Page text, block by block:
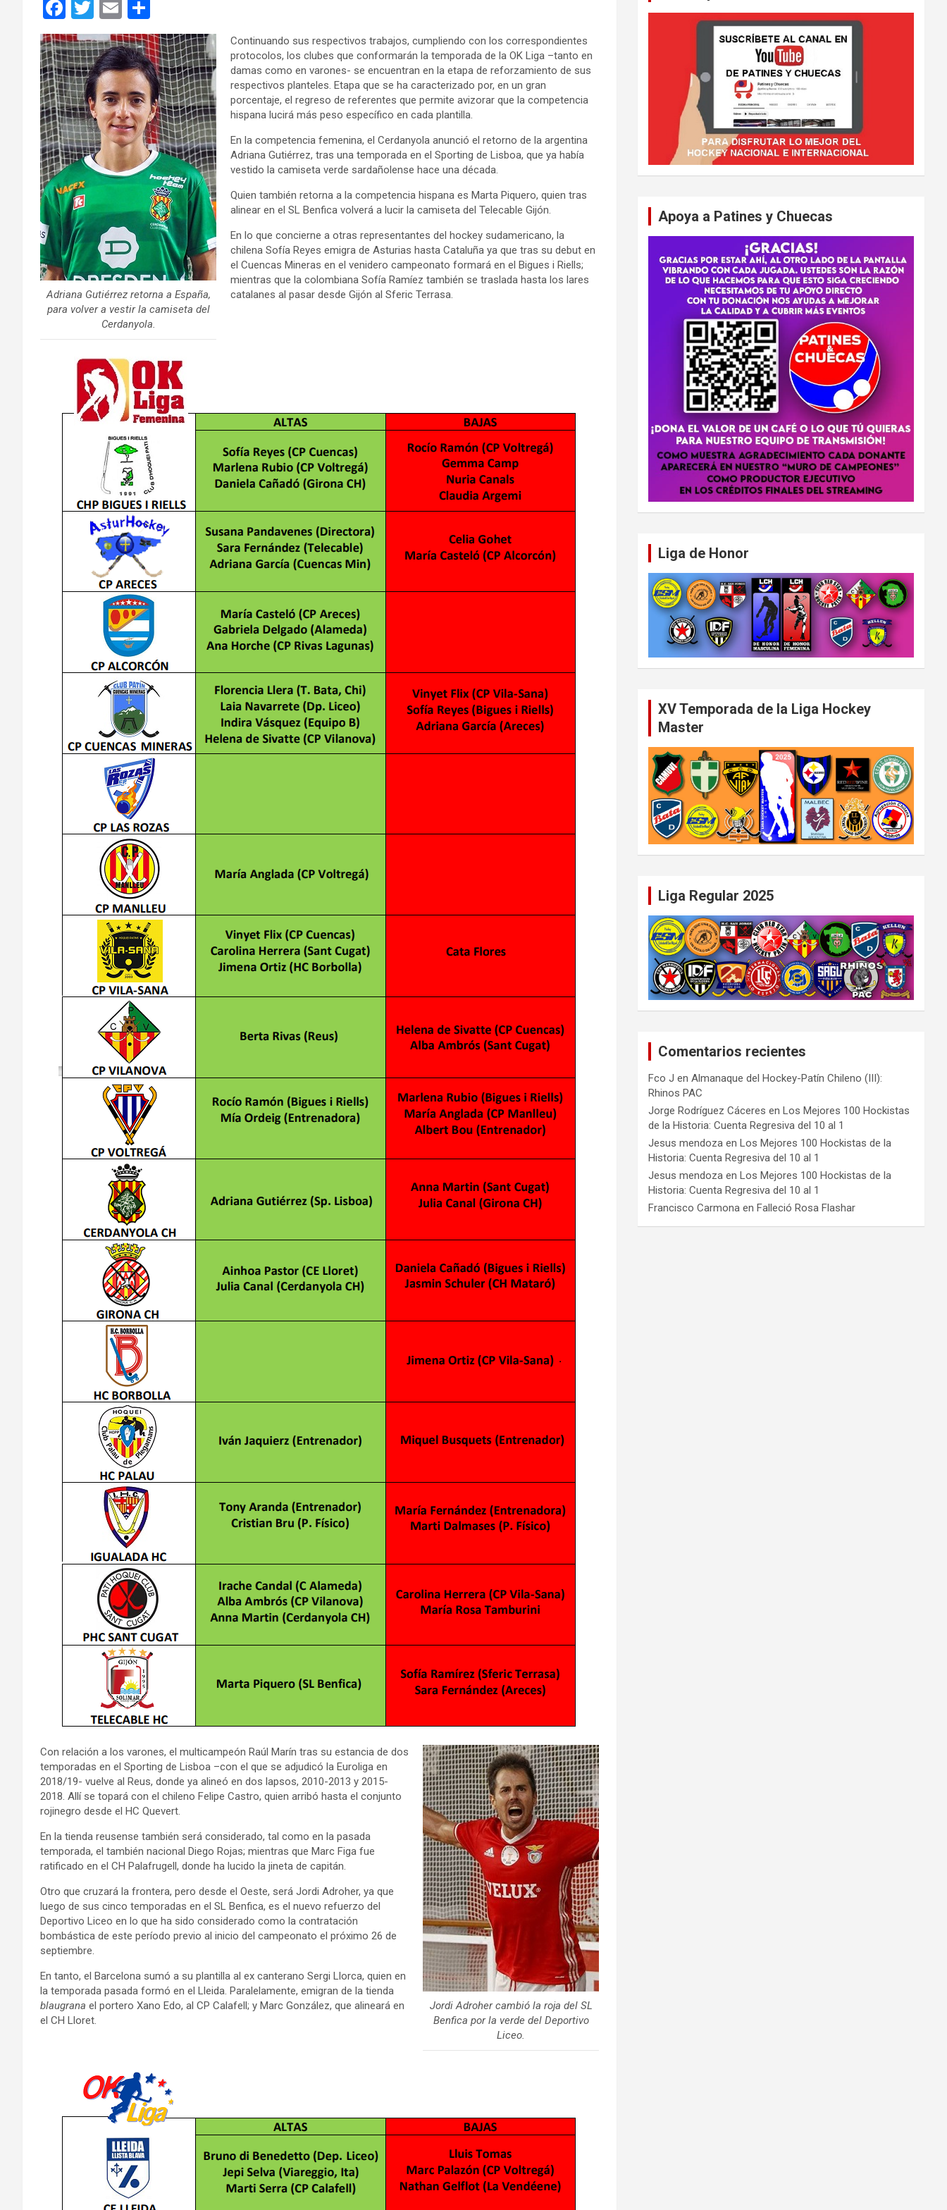
F
a
ce
b
o
o
k
T
wi
tt
er
E
m
ail
o
m
p
ar
tir
Adriana Gutiérrez retorna a España,
para volver a vestir la camiseta del
Cerdanyola.
Continuando sus respectivos trabajos, cumpliendo con los correspondientes
protocolos, los clubes que conformarán la temporada de la OK Liga –tanto en
damas como en varones- se encuentran en la etapa de reforzamiento de sus
respectivos planteles. Etapa que se ha caracterizado por, en un gran
porcentaje, el regreso de referentes que permite avizorar que la competencia
hispana lucirá más peso específico en cada plantilla.
En la competencia femenina, el Cerdanyola anunció el retorno de la argentina
Adriana Gutiérrez, tras una temporada en el Sporting de Lisboa, que ya había
vestido la camiseta verde sardañolense hace una década.
Quien también retorna a la competencia hispana es Marta Piquero, quien tras
alinear en el SL Benfica volverá a lucir la camiseta del Telecable Gijón.
En lo que concierne a otras representantes del hockey sudamericano, la
chilena Sofía Reyes emigra de Asturias hasta Cataluña ya que tras su debut en
el Cuencas Mineras en el venidero campeonato formará en el Bigues i Riells;
mientras que la colombiana Sofía Ramíez también se traslada hasta los lares
catalanes al pasar desde Gijón al Sferic Terrasa.
Jordi Adroher cambió la roja del SL
Benfica por la verde del Deportivo
Liceo.
Con relación a los varones, el multicampeón Raúl Marín tras su estancia de dos
temporadas en el Sporting de Lisboa –con el que se adjudicó la Euroliga en
2018/19- vuelve al Reus, donde ya alineó en dos lapsos, 2010-2013 y 2015-
2018. Allí se topará con el chileno Felipe Castro, quien arribó hasta el conjunto
rojinegro desde el HC Quevert.
En la tienda reusense también será considerado, tal como en la pasada
temporada, el también nacional Diego Rojas; mientras que Marc Figa fue
ratificado en el CH Palafrugell, donde ha lucido la jineta de capitán.
Otro que cruzará la frontera, pero desde el Oeste, será Jordi Adroher, ya que
luego de sus cinco temporadas en el SL Benfica, es el nuevo refuerzo del
Deportivo Liceo en lo que ha sido considerado como la contratación
bombástica de este período previo al inicio del campeonato el próximo 26 de
septiembre.
En tanto, el Barcelona sumó a su plantilla al ex canterano Sergi Llorca, quien en
la temporada pasada formó en el Lleida. Paralelamente, emigran de la tienda
blaugrana el portero Xano Edo, al CP Calafell; y Marc González, que alineará en
el CH Lloret.
Apoya a Patines y Chuecas
Liga de Honor
XV Temporada de la Liga Hockey
Master
Liga Regular 2025
Comentarios recientes
Fco J enAlmanaque del Hockey-Patín Chileno (III):
Rhinos PAC
Jorge Rodríguez Cáceres enLos Mejores 100 Hockistas
de la Historia: Cuenta Regresiva del 10 al 1
Jesus mendoza enLos Mejores 100 Hockistas de la
Historia: Cuenta Regresiva del 10 al 1
Jesus mendoza enLos Mejores 100 Hockistas de la
Historia: Cuenta Regresiva del 10 al 1
Francisco Carmona enFalleció Rosa Flashar